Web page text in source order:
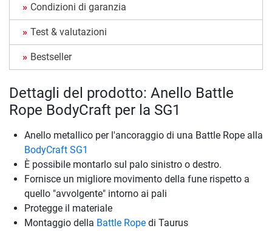
Condizioni di garanzia
Test & valutazioni
Bestseller
Dettagli del prodotto: Anello Battle
Rope BodyCraft per la SG1
Anello metallico per l'ancoraggio di una Battle Rope alla
BodyCraft SG1
È possibile montarlo sul palo sinistro o destro.
Fornisce un migliore movimento della fune rispetto a
quello "avvolgente" intorno ai pali
Protegge il materiale
Montaggio della Battle Rope di Taurus